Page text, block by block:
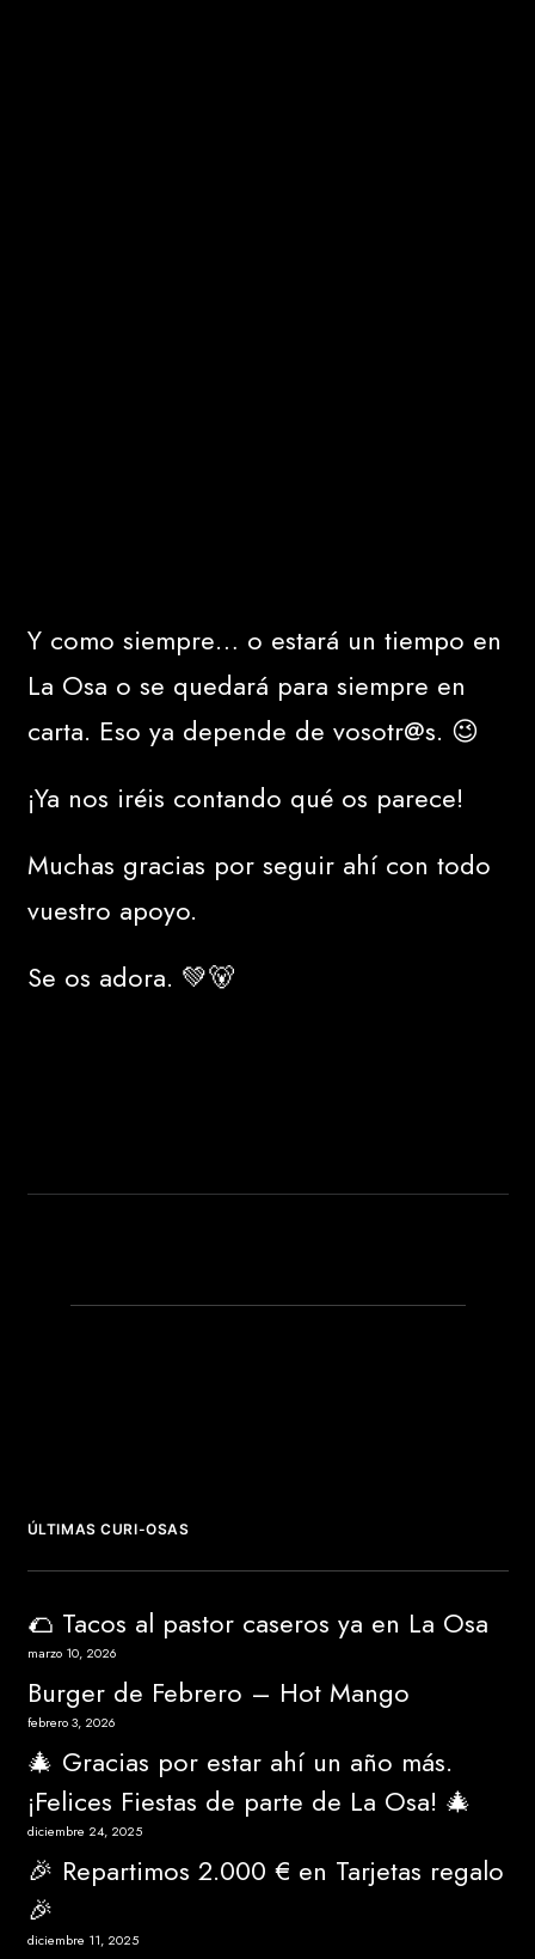
Y como siempre… o estará un tiempo en
La Osa o se quedará para siempre en
carta. Eso ya depende de vosotr@s. 😉
¡Ya nos iréis contando qué os parece!
Muchas gracias por seguir ahí con todo
vuestro apoyo.
Se os adora. 💚🐻
ÚLTIMAS CURI-OSAS
🌮 Tacos al pastor caseros ya en La Osa
marzo 10, 2026
Burger de Febrero – Hot Mango
febrero 3, 2026
🎄 Gracias por estar ahí un año más.
¡Felices Fiestas de parte de La Osa! 🎄
diciembre 24, 2025
🎉 Repartimos 2.000 € en Tarjetas regalo
🎉
diciembre 11, 2025